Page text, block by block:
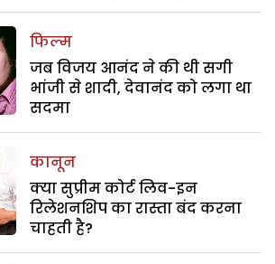
फिल्म
जब विजय आनंद ने की थी सगी
भांजी से शादी, देवानंद को लगा था
सदमा
कानून
क्या सुप्रीम कोर्ट लिव-इन
रिलेशनशिप का रास्ता बंद करना
चाहती है?